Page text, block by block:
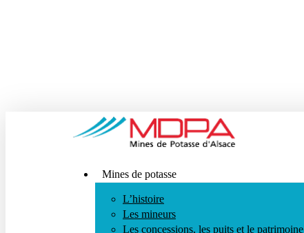
search
Menu Mines de potasse
L’histoire
Les mineurs
Les concessions, les puits et le patrimoine